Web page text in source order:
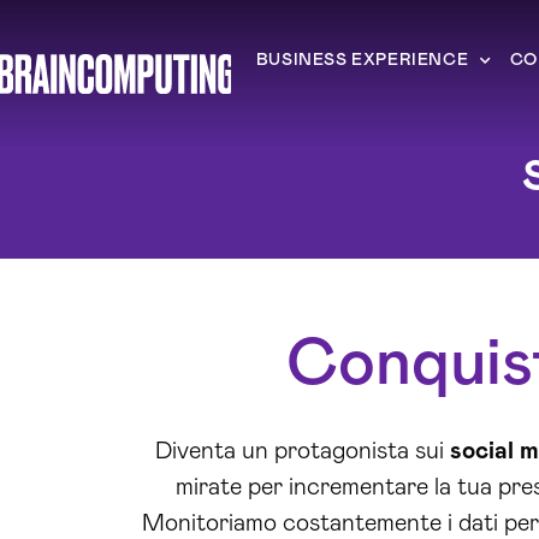
BUSINESS EXPERIENCE
Diventa un protagonista sui social
mirate per incrementare la tua
Monitoriamo costantemente i dati